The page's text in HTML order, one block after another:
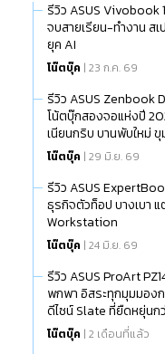
รีวิว ASUS Vivobook
จบสายเรียน-ทำงาน ส
ยุค AI
โน๊ตบุ๊ค | 23 ก.ค. 69
รีวิว ASUS Zenbook
โน้ตบุ๊กสองจอแห่งปี
เนียนกริบ บานพับใหม่
Ultra (Series 3)
โน๊ตบุ๊ค | 29 มิ.ย. 69
รีวิว ASUS
ธุรกิจตัวท็อป บางเบา
Workstation
โน๊ตบุ๊ค | 24 มิ.ย. 69
รีวิว ASUS ProArt
พกพา อิสระทุกมุมมอง
ดีไซน์ Slate ที่ยืดหยุ่นก
โน๊ตบุ๊ค | 2 เดือนที่แล้ว